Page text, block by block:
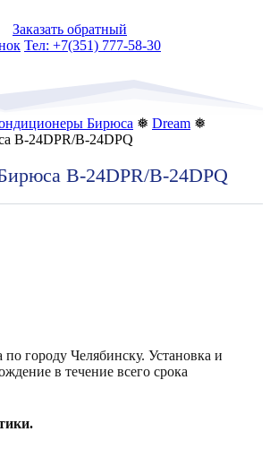
Заказать обратный
Тел: +7(351) 777-58-30
Бирюса ❅ Dream ❅
B-24DPR/B-24DPQ
B-24DPR/B-24DPQ
по городу Челябинску. Установка и
в течение всего срока